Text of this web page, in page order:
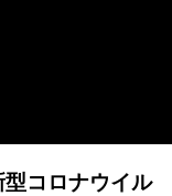
コロナウイル